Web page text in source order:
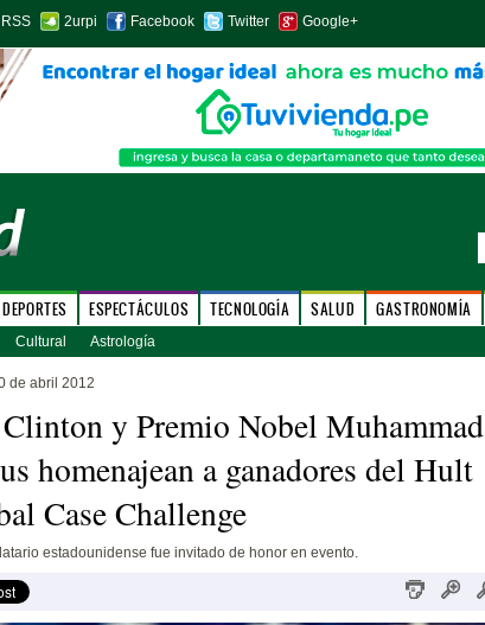
RSS 2urpi Facebook Twitter Google+
DEPORTES ESPECTÁCULOS TECNOLOGÍA SALUD GASTRONOMÍA
Cultural Astrología
de abril 2012
y Premio Nobel Muhammad
homenajean a ganadores del Hult
Case Challenge
estadounidense fue invitado de honor en evento.